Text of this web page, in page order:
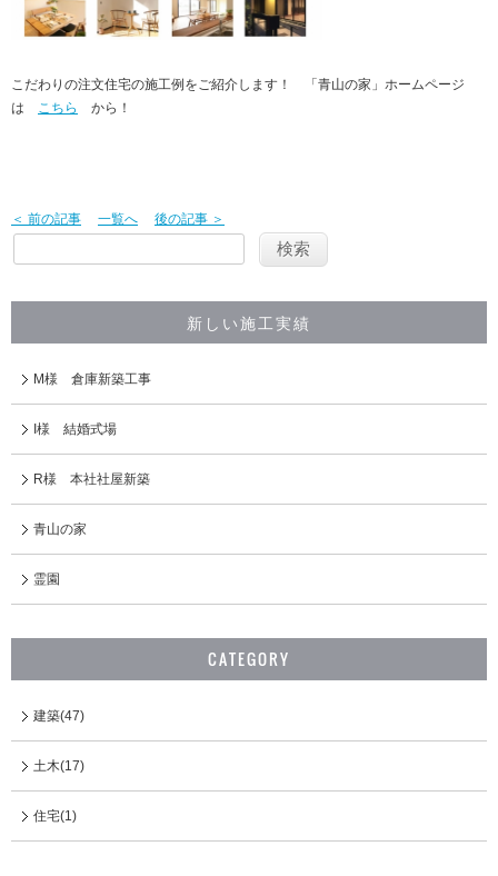
こだわりの注文住宅の施工例をご紹介します！ 「青山の家」ホームページ
は
こちら から！
＜ 前の記事 一覧へ 後の記事 ＞
新しい施工実績
M様 倉庫新築工事
I様 結婚式場
R様 本社社屋新築
青山の家
霊園
CATEGORY
建築(47)
土木(17)
住宅(1)